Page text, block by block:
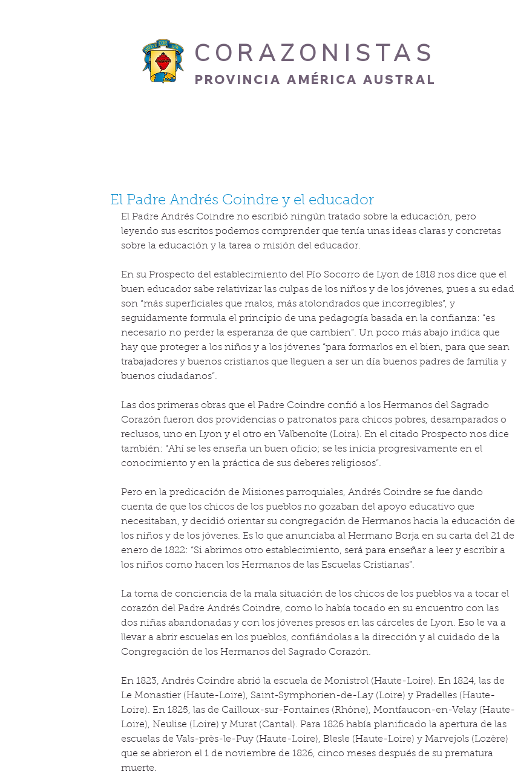
CORAZONISTAS
PROVINCIA AMÉRICA AUSTRAL
El Padre Andrés Coindre y el educador
El Padre Andrés Coindre no escribió ningún tratado sobre la educación, pero
leyendo sus escritos podemos comprender que tenía unas ideas claras y concretas
sobre la educación y la tarea o misión del educador.
En su Prospecto del establecimiento del Pío Socorro de Lyon de 1818 nos dice que el
buen educador sabe relativizar las culpas de los niños y de los jóvenes, pues a su edad
son “más superficiales que malos, más atolondrados que incorregibles”, y
seguidamente formula el principio de una pedagogía basada en la confianza: “es
necesario no perder la esperanza de que cambien”. Un poco más abajo indica que
hay que proteger a los niños y a los jóvenes “para formarlos en el bien, para que sean
trabajadores y buenos cristianos que lleguen a ser un día buenos padres de familia y
buenos ciudadanos”.
Las dos primeras obras que el Padre Coindre confió a los Hermanos del Sagrado
Corazón fueron dos providencias o patronatos para chicos pobres, desamparados o
reclusos, uno en Lyon y el otro en Valbenoîte (Loira). En el citado Prospecto nos dice
también: “Ahí se les enseña un buen oficio; se les inicia progresivamente en el
conocimiento y en la práctica de sus deberes religiosos”.
Pero en la predicación de Misiones parroquiales, Andrés Coindre se fue dando
cuenta de que los chicos de los pueblos no gozaban del apoyo educativo que
necesitaban, y decidió orientar su congregación de Hermanos hacia la educación de
los niños y de los jóvenes. Es lo que anunciaba al Hermano Borja en su carta del 21 de
enero de 1822: “Si abrimos otro establecimiento, será para enseñar a leer y escribir a
los niños como hacen los Hermanos de las Escuelas Cristianas”.
La toma de conciencia de la mala situación de los chicos de los pueblos va a tocar el
corazón del Padre Andrés Coindre, como lo había tocado en su encuentro con las
dos niñas abandonadas y con los jóvenes presos en las cárceles de Lyon. Eso le va a
llevar a abrir escuelas en los pueblos, confiándolas a la dirección y al cuidado de la
Congregación de los Hermanos del Sagrado Corazón.
En 1823, Andrés Coindre abrió la escuela de Monistrol (Haute-Loire). En 1824, las de
Le Monastier (Haute-Loire), Saint-Symphorien-de-Lay (Loire) y Pradelles (Haute-
Loire). En 1825, las de Cailloux-sur-Fontaines (Rhône), Montfaucon-en-Velay (Haute-
Loire), Neulise (Loire) y Murat (Cantal). Para 1826 había planificado la apertura de las
escuelas de Vals-près-le-Puy (Haute-Loire), Blesle (Haute-Loire) y Marvejols (Lozère)
que se abrieron el 1 de noviembre de 1826, cinco meses después de su prematura
muerte.